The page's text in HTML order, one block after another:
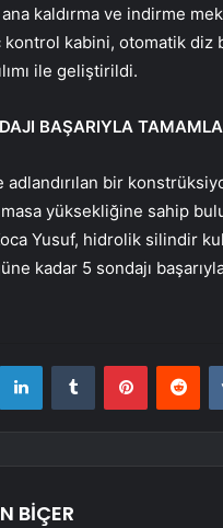
kaldırma ve indirme
kabini, otomatik
ile geliştirildi.
BAŞARIYLA
bir
yüksekliğine sahip
Yusuf, hidrolik silindir
kadar 5 sondajı
LinkedInTumblr Pinterest
BİÇER